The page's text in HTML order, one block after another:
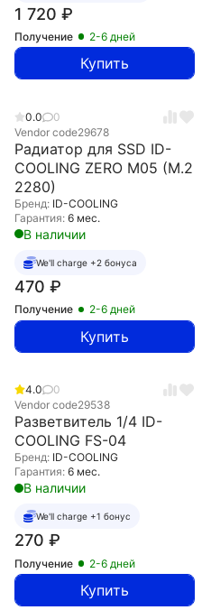
1 720 ₽
Получение 2-6 дней
Купить
0.0
0
Vendor code29678
Радиатор для SSD ID-
COOLING ZERO M05 (M.2
2280)
Бренд: ID-COOLING
Гарантия: 6 мес.
В наличии
We'll charge +2 бонуса
470 ₽
Получение 2-6 дней
Купить
4.0
0
Vendor code29538
Разветвитель 1/4 ID-
COOLING FS-04
Бренд: ID-COOLING
Гарантия: 6 мес.
В наличии
We'll charge +1 бонус
270 ₽
Получение 2-6 дней
Купить